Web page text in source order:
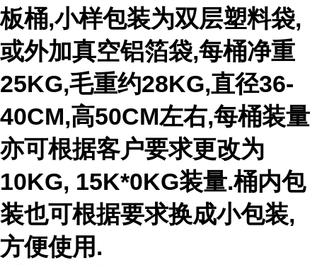
板桶,小样包装为双层塑料袋,
或外加真空铝箔袋,每桶净重
25KG,毛重约28KG,直径36-
40CM,高50CM左右,每桶装量
亦可根据客户要求更改为
10KG, 15K*0KG装量.桶内包
装也可根据要求换成小包装,
方便使用.